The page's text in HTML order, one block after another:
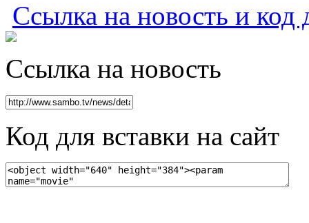
Ссылка на новость и код
Ссылка на новость
Код для вставки на сайт